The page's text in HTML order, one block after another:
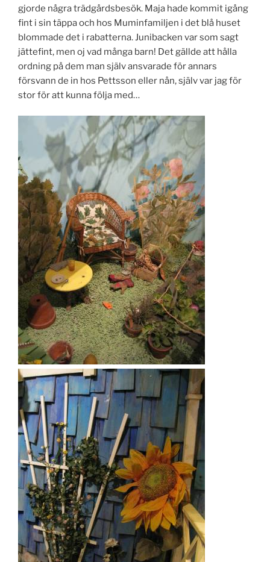
gjorde några trädgårdsbesök. Maja hade kommit igång
fint i sin täppa och hos Muminfamiljen i det blå huset
blommade det i rabatterna. Junibacken var som sagt
jättefint, men oj vad många barn! Det gällde att hålla
ordning på dem man själv ansvarade för annars
försvann de in hos Pettsson eller nån, själv var jag för
stor för att kunna följa med…